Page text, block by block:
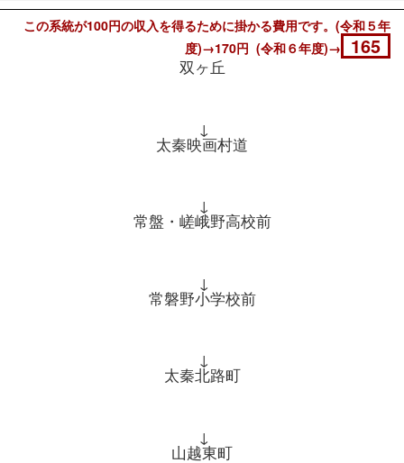
この系統が100円の収入を得るために掛かる費用です。(令和５年
度)→170円 (令和６年度)→
165
双ヶ丘
↓
太秦映画村道
↓
常盤・嵯峨野高校前
↓
常磐野小学校前
↓
太秦北路町
↓
山越東町